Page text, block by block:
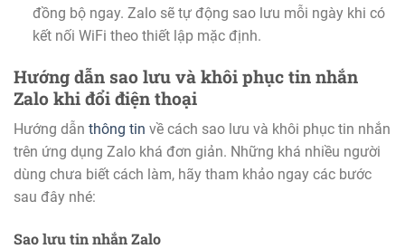
đồng bộ ngay. Zalo sẽ tự động sao lưu mỗi ngày khi có
kết nối WiFi theo thiết lập mặc định.
Hướng dẫn sao lưu và khôi phục tin nhắn
Zalo khi đổi điện thoại
Hướng dẫn thông tin về cách sao lưu và khôi phục tin nhắn
trên ứng dụng Zalo khá đơn giản. Những khá nhiều người
dùng chưa biết cách làm, hãy tham khảo ngay các bước
sau đây nhé:
Sao lưu tin nhắn Zalo